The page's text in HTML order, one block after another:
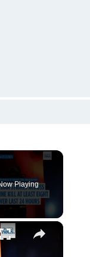
Playing
×